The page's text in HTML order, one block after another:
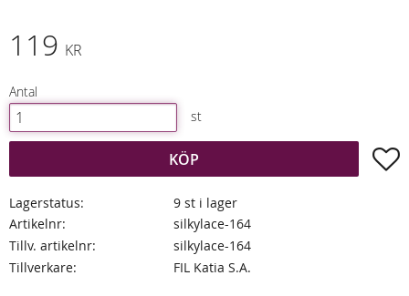
119 KR
Antal
st
KÖP
Lagerstatus
9 st i lager
Artikelnr
silkylace-164
Tillv. artikelnr
silkylace-164
Tillverkare
FIL Katia S.A.